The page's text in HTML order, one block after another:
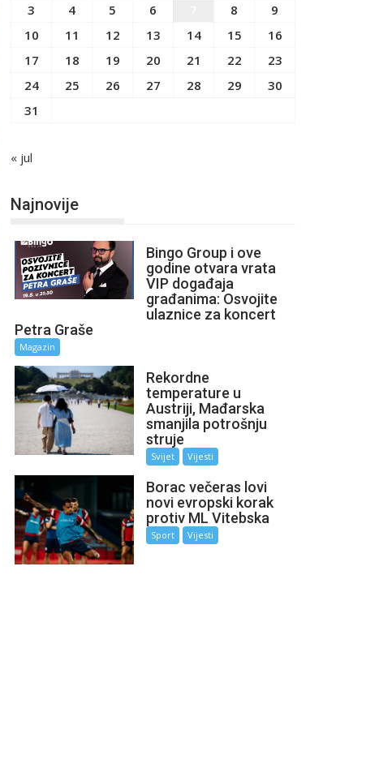
3
4 5 6 8
9
10
11 12 13 14 15
16
17
18 19 20 21 22
23
24
25 26 27 28 29
30
31
« jul
Najnovije
Bingo Group i ove
godine otvara vrata
VIP događaja
građanima: Osvojite
ulaznice za koncert
Petra Graše
Magazin
Rekordne
temperature u
Austriji, Mađarska
smanjila potrošnju
struje
Svijet Vijesti
Borac večeras lovi
novi evropski korak
protiv ML Vitebska
Sport Vijesti